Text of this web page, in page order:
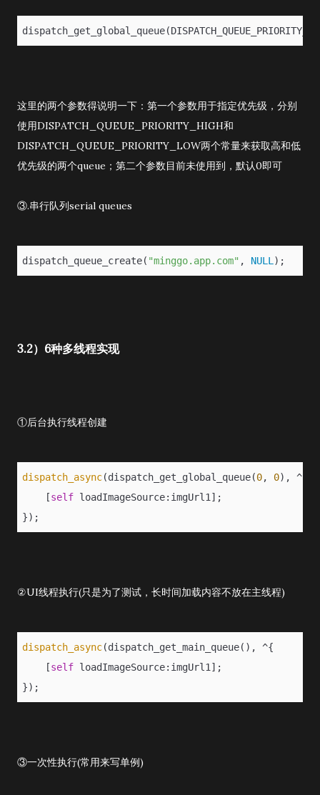
这里的两个参数得说明一下：第一个参数用于指定优先级，分别
使用DISPATCH_QUEUE_PRIORITY_HIGH和
DISPATCH_QUEUE_PRIORITY_LOW两个常量来获取高和低
优先级的两个queue；第二个参数目前未使用到，默认0即可
③.串行队列serial queues
dispatch_queue_create( "minggo.app.com" , NULL );
3.2）6种多线程实现
①后台执行线程创建
dispatch_async(dispatch_get_global_queue(0, 0), ^{
    [
self loadImageSource:imgUrl1];
});
②UI线程执行(只是为了测试，长时间加载内容不放在主线程)
dispatch_async(dispatch_get_main_queue(), ^{
    [
self loadImageSource:imgUrl1];
});
③一次性执行(常用来写单例)